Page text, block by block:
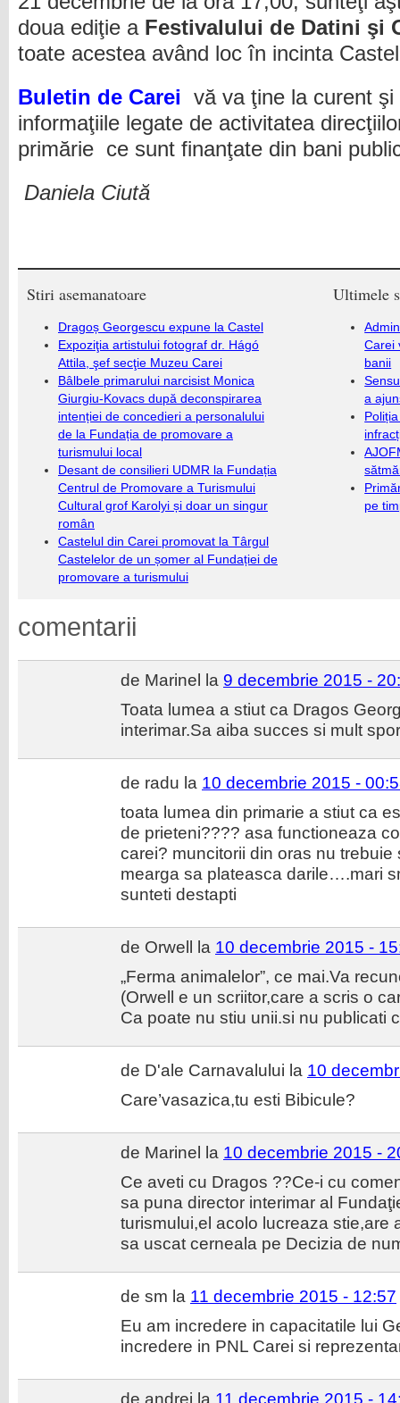
doua ediţie a Festivalului de Datini şi
toate acestea având loc în incinta
Buletin de Carei
vă va ţine la curent
informaţiile legate de activitatea
primărie ce sunt finanţate din bani
Daniela Ciută
Stiri asemanatoare
Dragoș Georgescu expune la Castel
Expoziţia artistului fotograf dr. Hágó
Attila, şef secţie Muzeu Carei
Bâlbele primarului narcisist Monica
Giurgiu-Kovacs după deconspirarea
intenției de concedieri a personalului
de la Fundația de promovare a
turismului local
Desant de consilieri UDMR la Fundația
Centrul de Promovare a Turismului
Cultural grof Karolyi și doar un singur
român
Castelul din Carei promovat la Târgul
Castelelor de un șomer al Fundației de
promovare a turismului
Ultimele
Carei
banii
a
pe
comentarii
de Marinel la 9 decembrie 2015 -
Toata lumea a stiut ca Dragos
interimar.Sa aiba succes si mult
de radu la 10 decembrie 2015 -
toata lumea din primarie a stiut ca
de prieteni???? asa functioneaza
carei? muncitorii din oras nu trebuie
mearga sa plateasca darile….mari
sunteti destapti
de Orwell la 10 decembrie 2015 -
„Ferma animalelor”, ce mai.Va
(Orwell e un scriitor,care a scris o
Ca poate nu stiu unii.si nu publicati
de D'ale Carnavalului la 10
Care’vasazica,tu esti Bibicule?
de Marinel la 10 decembrie 2015 -
Ce aveti cu Dragos ??Ce-i cu
sa puna director interimar al
turismului,el acolo lucreaza stie,are
sa uscat cerneala pe Decizia de
de sm la 11 decembrie 2015 - 12:57
Eu am incredere in capacitatile lui
incredere in PNL Carei si
de andrei la 11 decembrie 2015 -